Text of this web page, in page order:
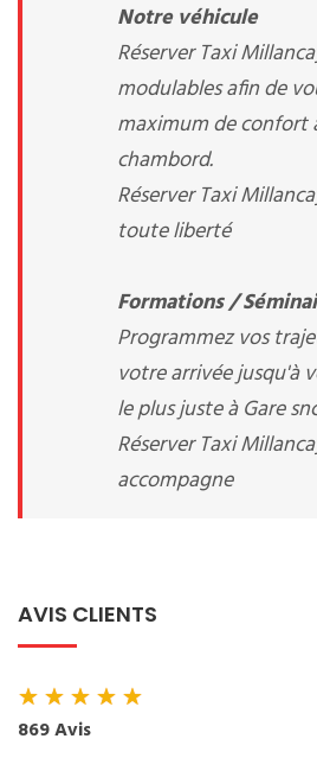
Notre véhicule
Réserver Taxi
modulables afin de
maximum de confort
chambord.
Réserver Taxi
toute liberté
Formations /
Programmez vos
votre arrivée jusqu'à
le plus juste à Gare
Réserver Taxi
accompagne
AVIS CLIENTS
★★★★★
869 Avis